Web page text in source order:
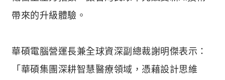
帶來的升級體驗。
華碩電腦營運長兼全球資深副總裁謝明傑表示：
「華碩集團深耕智慧醫療領域，憑藉設計思維